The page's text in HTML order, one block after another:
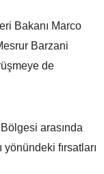
Bakanı Marco
Barzani
de
arasında
yönündeki fırsatları